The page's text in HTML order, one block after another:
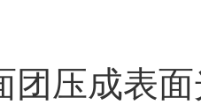
团压成表